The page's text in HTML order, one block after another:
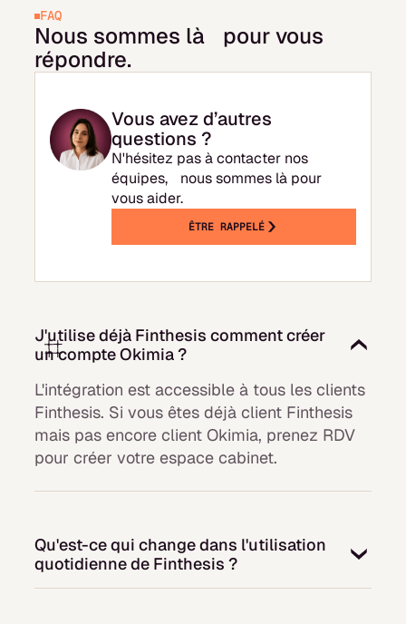
FAQ
Nous sommes là pour vous
répondre.
Vous avez d’autres
questions ?
N'hésitez pas à contacter nos
équipes, nous sommes là pour
vous aider.
ÊTRE RAPPELÉ
J'utilise déjà Finthesis comment créer
un compte Okimia ?
L'intégration est accessible à tous les clients
Finthesis. Si vous êtes déjà client Finthesis
mais pas encore client Okimia, prenez RDV
pour créer votre espace cabinet.
Qu'est-ce qui change dans l'utilisation
quotidienne de Finthesis ?